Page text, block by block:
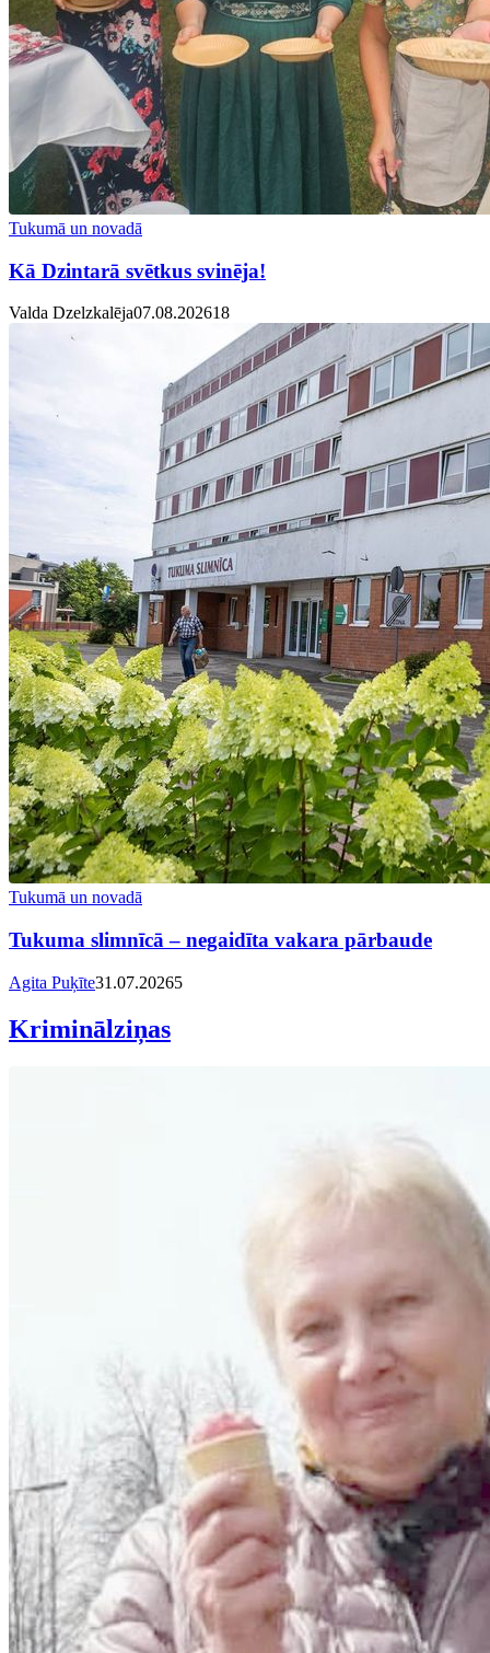
Tukumā un novadā
Kā Dzintarā svētkus svinēja!
Valda Dzelzkalēja07.08.202618
Tukumā un novadā
Tukuma slimnīcā – negaidīta vakara pārbaude
Agita Puķīte31.07.20265
Kriminālziņas